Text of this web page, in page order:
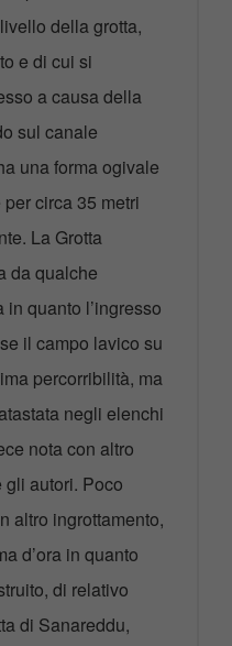
della grotta,
e di cui si
a causa della
sul canale
una forma ogivale
circa 35 metri
La Grotta
da qualche
quanto l’ingresso
il campo lavico su
percorribilità, ma
negli elenchi
nota con altro
gli autori. Poco
altro ingrottamento,
d’ora in quanto
di relativo
di Sanareddu,